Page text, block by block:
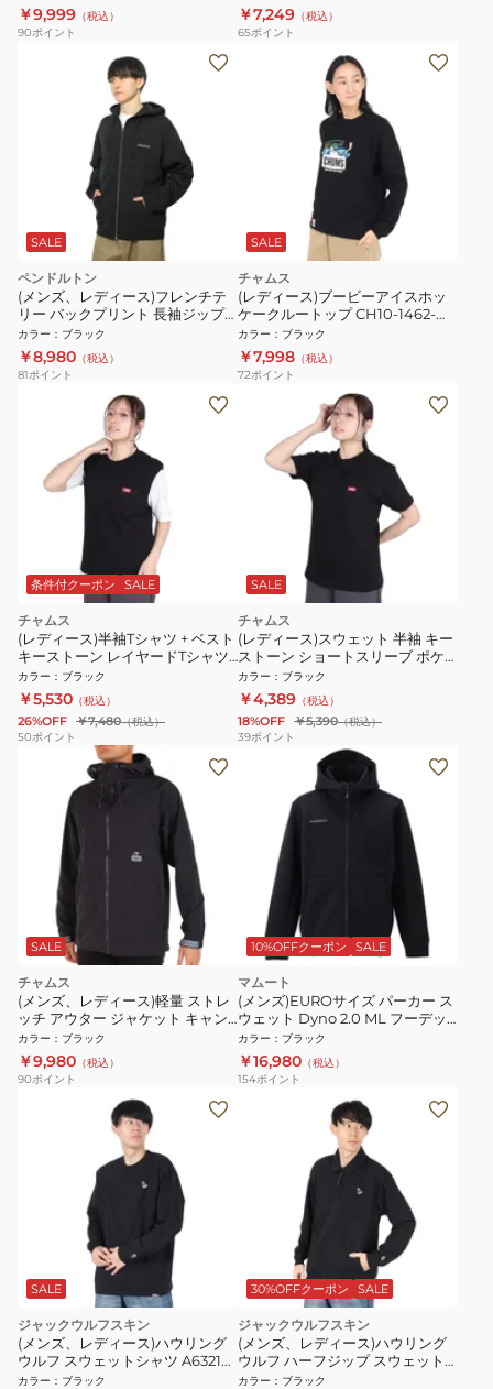
￥9,999 （税込）
90ポイント
￥7,249 （税込）
65ポイント
SALE
ペンドルトン
(メンズ、レディース)フレンチテ
リー バックプリント 長袖ジップ
アップフーディー 19807036 BLK
カラー ： ブラック
￥8,980 （税込）
81ポイント
SALE
チャムス
(レディース)ブービーアイスホッ
ケークルートップ CH10-1462-
K001 トレーナー スウェット
カラー ： ブラック
￥7,998 （税込）
72ポイント
条件付クーポン SALE
チャムス
(レディース)半袖Tシャツ + ベスト
キーストーン レイヤードTシャツ
CH10-1493-K001 ブラック 重ね
着 セット
カラー ： ブラック
￥5,530 （税込）
26%OFF ￥7,480（税込）
50ポイント
SALE
チャムス
(レディース)スウェット 半袖 キー
ストーン ショートスリーブ ポケ
ット クルートップ CH10-1492-
K001 ブラック
カラー ： ブラック
￥4,389 （税込）
18%OFF ￥5,390（税込）
39ポイント
SALE
チャムス
(メンズ、レディース)軽量 ストレ
ッチ アウター ジャケット キャン
プフィールドフーディ CH04-
1338-K001 ブラック
カラー ： ブラック
￥9,980 （税込）
90ポイント
10%OFFクーポン SALE
マムート
(メンズ)EUROサイズ パーカー ス
ウェット Dyno 2.0 ML フーデッ
ドジャケット AF 1014-04980-
0001
カラー ： ブラック
￥16,980 （税込）
154ポイント
SALE
ジャックウルフスキン
(メンズ、レディース)ハウリング
ウルフ スウェットシャツ A63210-
6000
カラー ： ブラック
30%OFFクーポン SALE
ジャックウルフスキン
(メンズ、レディース)ハウリング
ウルフ ハーフジップ スウェット
シャツ A63196-6000
カラー ： ブラック